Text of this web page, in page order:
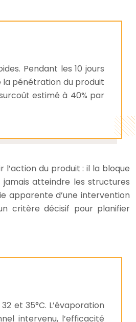
Pendant les 10 jours
la pénétration du produit
estimé à 40% par
du produit : il la bloque
atteindre les structures
apparente d’une intervention
critère décisif pour planifier
et 35°C. L’évaporation
intervenu, l’efficacité